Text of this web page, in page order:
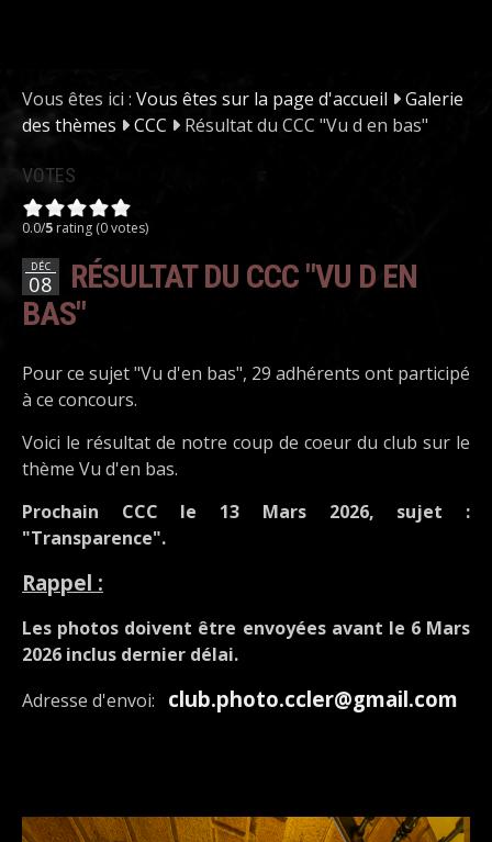
Vous êtes ici : Vous êtes sur la page d'accueil
Galerie
des thèmes
CCC Résultat du CCC "Vu d en bas"
VOTES
0.0/5 rating (0 votes)
DÉC
08
RÉSULTAT DU CCC "VU D EN
BAS"
Pour ce sujet "Vu d'en bas", 29 adhérents ont participé
à ce concours.
Voici le résultat de notre coup de coeur du club sur le
thème Vu d'en bas.
Prochain CCC le 13 Mars 2026, sujet :
"Transparence".
Rappel :
Les photos doivent être envoyées avant le 6 Mars
2026 inclus dernier délai.
Adresse d'envoi:
club.photo.ccler@gmail.com